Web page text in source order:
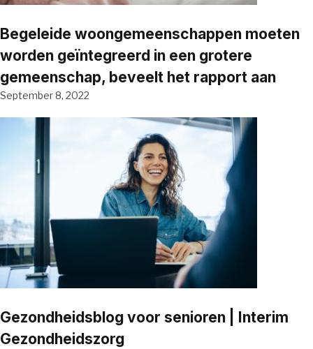
Begeleide woongemeenschappen moeten
worden geïntegreerd in een grotere
gemeenschap, beveelt het rapport aan
September 8, 2022
Gezondheidsblog voor senioren | Interim
Gezondheidszorg